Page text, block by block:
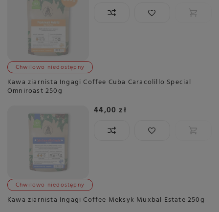
Chwilowo niedostępny
Kawa ziarnista Ingagi Coffee Cuba Caracolillo Special
Omniroast 250g
44,00 zł
Chwilowo niedostępny
Kawa ziarnista Ingagi Coffee Meksyk Muxbal Estate 250g